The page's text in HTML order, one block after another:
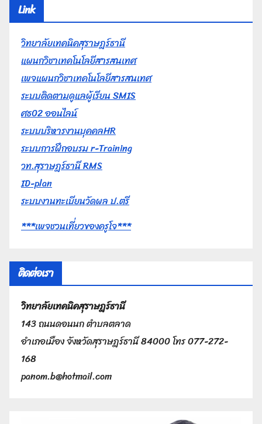
Link
วิทยาลัยเทคนิคสุราษฎร์ธานี
แผนกวิชาเทคโนโลยีสารสนเทศ
เพจแผนกวิชาเทคโนโลยีสารสนเทศ
ระบบติดตามดูแลผู้เรียน SMIS
ศธ02 ออนไลน์
ระบบบริหารงานบุคคลHR
ระบบการฝึกอบรม r-Training
วท.สุราษฎร์ธานี RMS
ID-plan
ระบบงานทะเบียนวัดผล ป.ตรี
***เพจชวนเที่ยวของครูโจ***
ติดต่อเรา
วิทยาลัยเทคนิคสุราษฎร์ธานี
143 ถนนดอนนก ตำบลตลาด
อำเภอเมือง จังหวัดสุราษฎร์ธานี 84000 โทร 077-272-
168
panom.b@hotmail.com